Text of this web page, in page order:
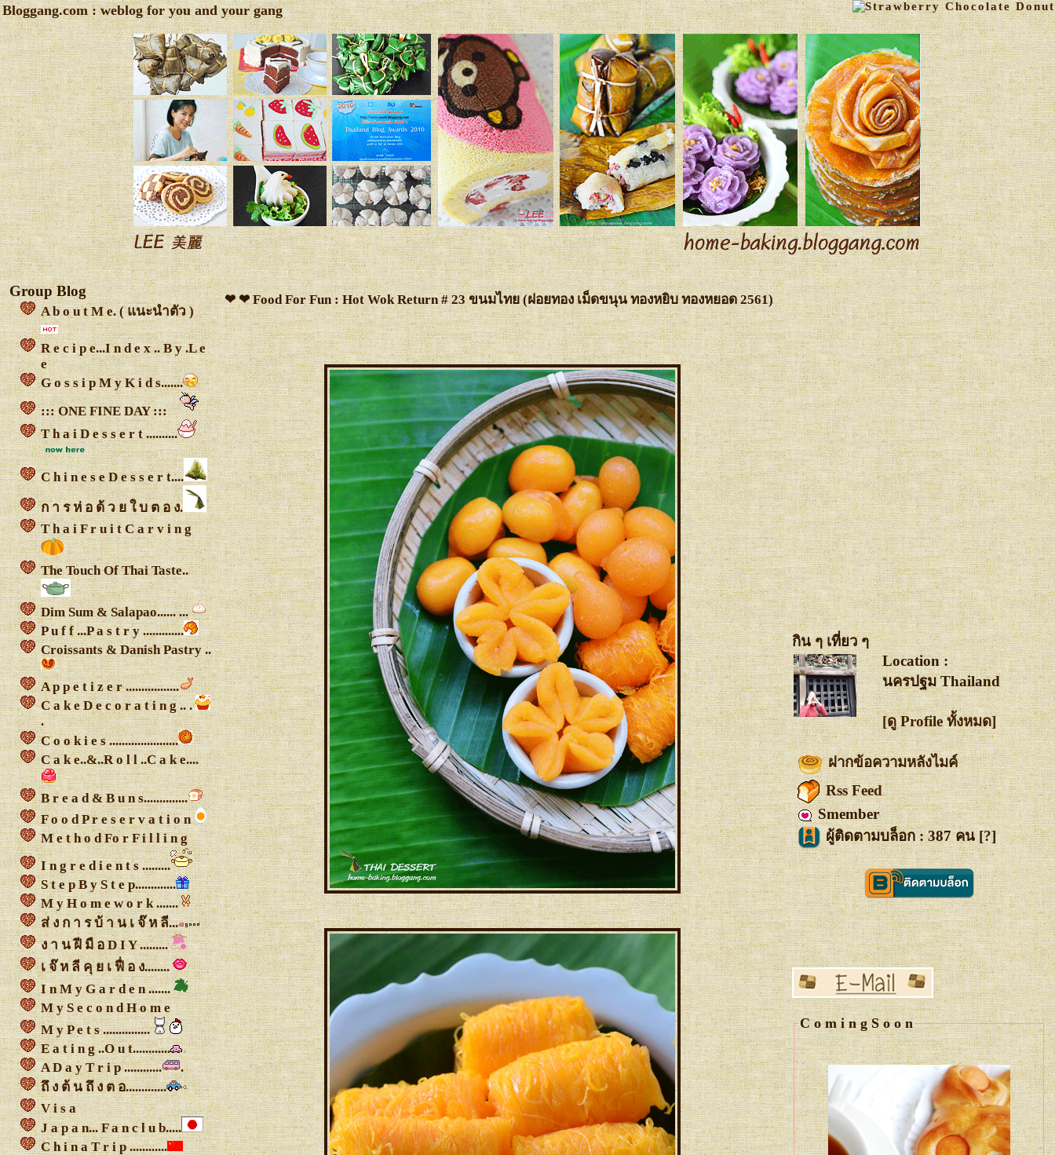
Bloggang.com : weblog for you and your gang
Group Blog
A b o u t M e. ( แนะนำตัว )
R e c i p e...I n d e x .. B y .L e
e
G o s s i p M y K i d s.......
::: ONE FINE DAY :::
T h a i D e s s e r t ..........
C h i n e s e D e s s e r t....
ก า ร ห่ อ ด้ ว ย ใ บ ต อ ง.
T h a i F r u i t C a r v i n g
The Touch Of Thai Taste..
Dim Sum & Salapao...... ...
P u f f ...P a s t r y .............
Croissants & Danish Pastry ..
A p p e t i z e r .................
C a k e D e c o r a t i n g .. .
.
C o o k i e s ......................
C a k e..&..R o l l ..C a k e....
B r e a d & B u n s..............
F o o d P r e s e r v a t i o n
M e t h o d Fo r F i l l i n g
I n g r e d i e n t s .........
S t e p B y S t e p.............
M y H o m e w o r k .......
ส่ ง ก า ร บ้ า น เ จ๊ ห ลี...
ง า น ฝี มื อ D I Y .........
เ จ๊ ห ลี คุ ย เ ฟื่ อ ง........
I n M y G a r d e n .......
M y S e c o n d H o m e
M y P e t s ...............
E a t i n g ..O u t............
A D a y T r i p ............
.
ถึ ง ต้ น ถึ ง ต อ.............
V i s a
J a p a n... F a n c l u b.....
C h i n a T r i p ............
❤ ❤ Food For Fun : Hot Wok Return # 23 ขนมไทย (ฝอยทอง เม็ดขนุน ทองหยิบ ทองหยอด 2561)
กิน ๆ เที่ยว ๆ
Location :
นครปฐม Thailand
[ดู Profile ทั้งหมด]
ฝากข้อความหลังไมค์
Rss Feed
Smember
ผู้ติดตามบล็อก : 387 คน [?]
C o m i n g S o o n